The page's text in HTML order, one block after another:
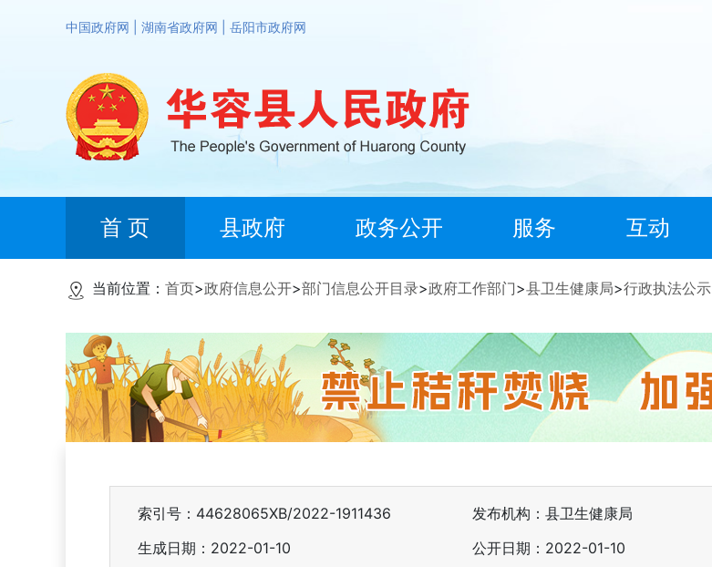
中国政府网 湖南省政府网 岳阳市政府网
首 页 县政府 政务公开 服务 互动
当前位置： 首页>政府信息公开>部门信息公开目录>政府工作部门>县卫生健康局>行政执法公示
索引号：44628065XB/2022-1911436 发布机构：县卫生健康局
生成日期：2022-01-10
公开日期：2022-01-10